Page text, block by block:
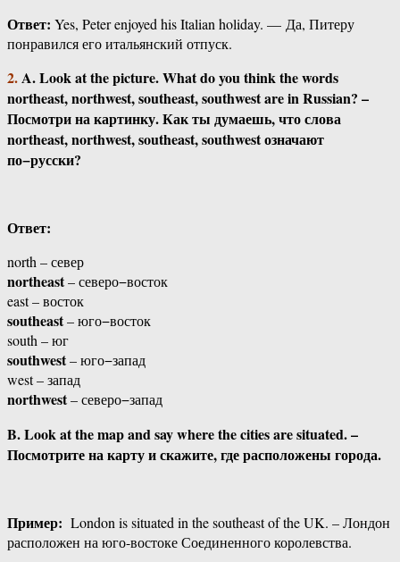
Ответ: Yes, Peter enjoyed his Italian holiday. — Да, Питеру
понравился его итальянский отпуск.
2.A. Look at the picture. What do you think the words
northeast, northwest, southeast, southwest are in Russian? –
Посмотри на картинку. Как ты думаешь, что слова
northeast, northwest, southeast, southwest означают
по−русски?
Ответ:
north – север
northeast– северо−восток
east – восток
southeast– юго−восток
south – юг
southwest– юго−запад
west – запад
northwest– северо−запад
B. Look at the map and say where the cities are situated. –
Посмотрите на карту и скажите, где расположены города.
Пример: London is situated in the southeast of the UK. – Лондон
расположен на юго-востоке Соединенного королевства.